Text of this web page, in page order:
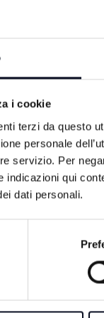
i cookie
terzi da questo
personale
servizio. Per
indicazioni qui
dati personali.
2026
90 ragazzi
36 posti